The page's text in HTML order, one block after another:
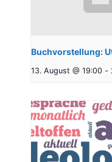
Buchvorstellung:
13. August @ 19:00 -